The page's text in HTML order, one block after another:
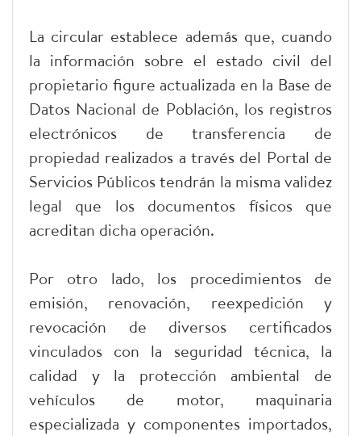
La circular establece además que, cuando
la información sobre el estado civil del
propietario figure actualizada en la Base de
Datos Nacional de Población, los registros
electrónicos de transferencia de
propiedad realizados a través del Portal de
Servicios Públicos tendrán la misma validez
legal que los documentos físicos que
acreditan dicha operación.
Por otro lado, los procedimientos de
emisión, renovación, reexpedición y
revocación de diversos certificados
vinculados con la seguridad técnica, la
calidad y la protección ambiental de
vehículos de motor, maquinaria
especializada y componentes importados,